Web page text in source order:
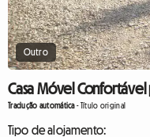
Outro
Casa Móvel
Tradução automática-Título original
Tipo de alojamento: